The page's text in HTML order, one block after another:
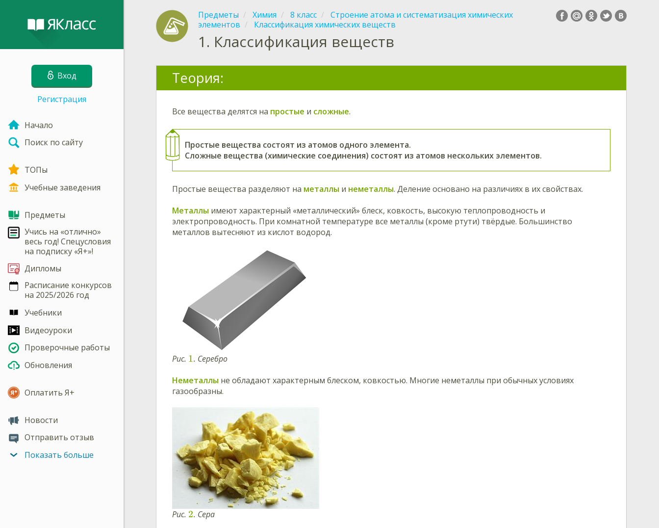
Вход
Регистрация
Начало
Поиск по сайту
ТОПы
Учебные заведения
Предметы
Учись на «отлично»
весь год! Спецусловия
на подписку «Я+»!
Дипломы
Расписание конкурсов
на 2025/2026 год
Учебники
Видеоуроки
Проверочные работы
Обновления
Оплатить Я+
Новости
Отправить отзыв
Показать больше
Предметы Химия 8 класс
Строение атома и систематизация химических
элементов
Классификация химических веществ
1. Классификация веществ
Теория:
Все вещества делятся на простые и сложные.
Простые вещества состоят из атомов одного элемента.
Сложные вещества (химические соединения) состоят из атомов нескольких элементов.
Простые вещества разделяют на металлы и неметаллы. Деление основано на различиях в их свойствах.
Металлы имеют характерный «металлический» блеск, ковкость, высокую теплопроводность и
электропроводность. При комнатной температуре все металлы (кроме ртути) твёрдые. Большинство
металлов вытесняют из кислот водород.
Рис. 1 . Серебро
Неметаллы не обладают характерным блеском, ковкостью. Многие неметаллы при обычных условиях
газообразны.
Рис. 2. Сера